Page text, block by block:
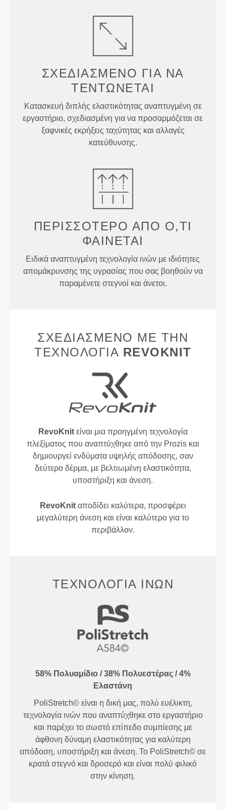
ΣΧΕΔΙΑΣΜΈΝΟ ΓΙΑ ΝΑ
ΤΕΝΤΏΝΕΤΑΙ
Κατασκευή διπλής ελαστικότητας αναπτυγμένη σε
εργαστήριο, σχεδιασμένη για να προσαρμόζεται σε
ξαφνικές εκρήξεις ταχύτητας και αλλαγές
κατεύθυνσης.
ΠΕΡΙΣΣΌΤΕΡΟ ΑΠΌ Ό,ΤΙ
ΦΑΊΝΕΤΑΙ
Ειδικά αναπτυγμένη τεχνολογία ινών με ιδιότητες
απομάκρυνσης της υγρασίας που σας βοηθούν να
παραμένετε στεγνοί και άνετοι.
ΣΧΕΔΙΑΣΜΈΝΟ ΜΕ ΤΗΝ
ΤΕΧΝΟΛΟΓΊΑ REVOKNIT
RevoKnitείναι μια προηγμένη τεχνολογία
πλεξίματος που αναπτύχθηκε από την Prozis και
δημιουργεί ενδύματα υψηλής απόδοσης, σαν
δεύτερο δέρμα, με βελτιωμένη ελαστικότητα,
υποστήριξη και άνεση.
RevoKnitαποδίδει καλύτερα, προσφέρει
μεγαλύτερη άνεση και είναι καλύτερο για το
περιβάλλον.
ΤΕΧΝΟΛΟΓΊΑ ΙΝΏΝ
58% Πολυαμίδιο / 38% Πολυεστέρας / 4%
Ελαστάνη
PoliStretch© είναι η δική μας, πολύ ευέλικτη,
τεχνολογία ινών που αναπτύχθηκε στο εργαστήριο
και παρέχει το σωστό επίπεδο συμπίεσης με
άφθονη δύναμη ελαστικότητας για καλύτερη
απόδοση, υποστήριξη και άνεση. Το PoliStretch© σε
κρατά στεγνό και δροσερό και είναι πολύ φιλικό
στην κίνηση.